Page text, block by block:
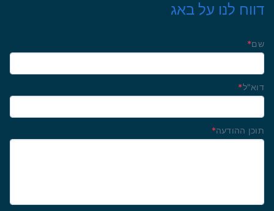
דווח לנו על באג
שם*
דוא"ל*
תוכן ההודעה*